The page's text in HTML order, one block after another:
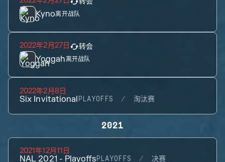
Kyno离开战队
2022年2月27日 转会
Yoggah离开战队
2022年2月8日
Six Invitational PLAYOFFS 淘汰赛
2021
2021年12月11日
NAL 2021 - PlayoffsPLAYOFFS 决赛